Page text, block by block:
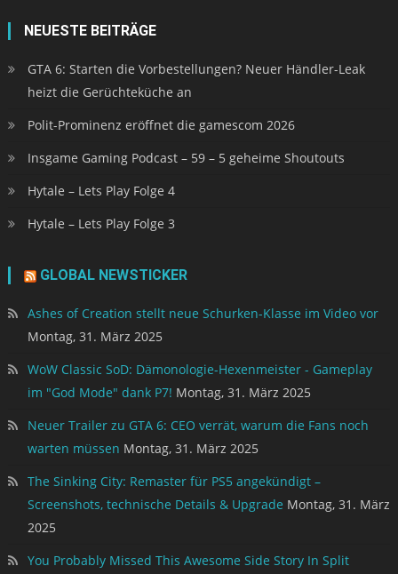
NEUESTE BEITRÄGE
GTA 6: Starten die Vorbestellungen? Neuer Händler-Leak
heizt die Gerüchteküche an
Polit-Prominenz eröffnet die gamescom 2026
Insgame Gaming Podcast – 59 – 5 geheime Shoutouts
Hytale – Lets Play Folge 4
Hytale – Lets Play Folge 3
GLOBAL NEWSTICKER
Ashes of Creation stellt neue Schurken-Klasse im Video vor
Montag, 31. März 2025
WoW Classic SoD: Dämonologie-Hexenmeister - Gameplay
im "God Mode" dank P7! Montag, 31. März 2025
Neuer Trailer zu GTA 6: CEO verrät, warum die Fans noch
warten müssen Montag, 31. März 2025
The Sinking City: Remaster für PS5 angekündigt –
Screenshots, technische Details & Upgrade Montag, 31. März
2025
You Probably Missed This Awesome Side Story In Split